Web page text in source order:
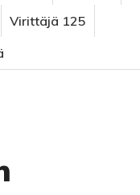
Virittäjä 125